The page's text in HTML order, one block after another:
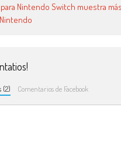
Nintendo Switch muestra
(2) Comentarios de Facebook